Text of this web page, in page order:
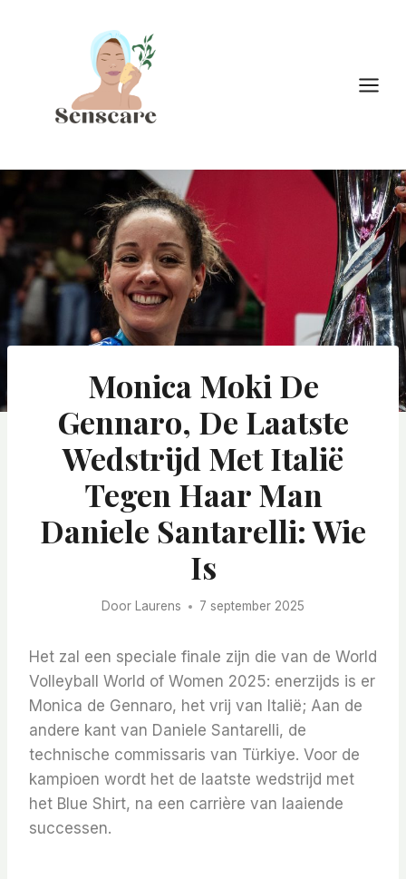
Monica Moki De
Gennaro, De Laatste
Wedstrijd Met Italië
Tegen Haar Man
Daniele Santarelli: Wie
Is
Door Laurens 7 september 2025
Het zal een speciale finale zijn die van de World
Volleyball World of Women 2025: enerzijds is er
Monica de Gennaro, het vrij van Italië; Aan de
andere kant van Daniele Santarelli, de
technische commissaris van Türkiye. Voor de
kampioen wordt het de laatste wedstrijd met
het Blue Shirt, na een carrière van laaiende
successen.